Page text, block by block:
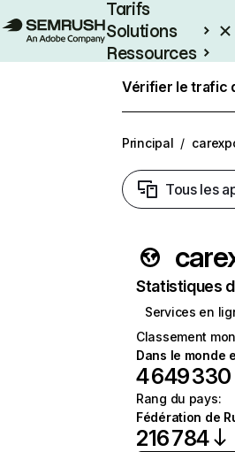
Tarifs
Solutions
Ressources
Vérifier le trafic
Principal /
Tous les
Statistiques
Services en
Classement
Dans le monde
4 649 330
Rang du pays:
Fédération de
216 784